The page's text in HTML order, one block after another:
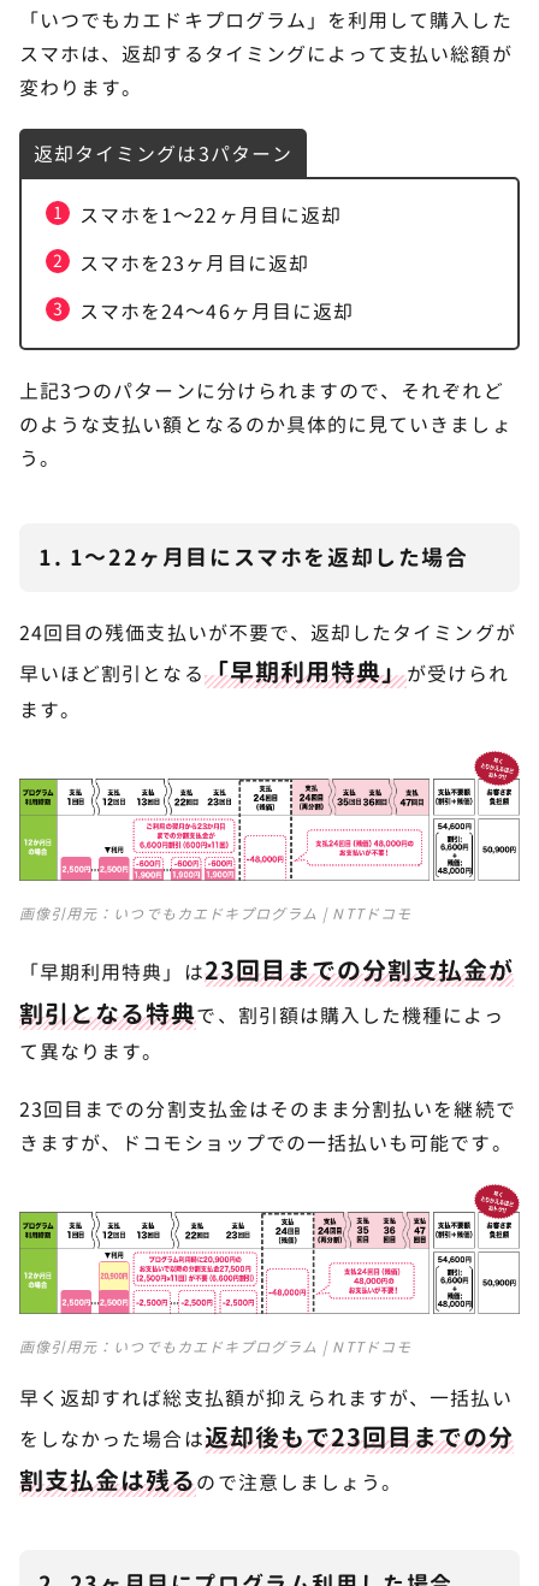
「いつでもカエドキプログラム」を利用して購入した
スマホは、返却するタイミングによって支払い総額が
変わります。
返却タイミングは3パターン
スマホを1～22ヶ月目に返却
スマホを23ヶ月目に返却
スマホを24～46ヶ月目に返却
上記3つのパターンに分けられますので、それぞれど
のような支払い額となるのか具体的に見ていきましょ
う。
1. 1～22ヶ月目にスマホを返却した場合
24回目の残価支払いが不要で、返却したタイミングが
早いほど割引となる「早期利用特典」が受けられ
ます。
画像引用元： いつでもカエドキプログラム | NTTドコモ
「早期利用特典」は23回目までの分割支払金が
割引となる特典で、割引額は購入した機種によっ
て異なります。
23回目までの分割支払金はそのまま分割払いを継続で
きますが、ドコモショップでの一括払いも可能です。
画像引用元： いつでもカエドキプログラム | NTTドコモ
早く返却すれば総支払額が抑えられますが、一括払い
をしなかった場合は返却後もで23回目までの分
割支払金は残るので注意しましょう。